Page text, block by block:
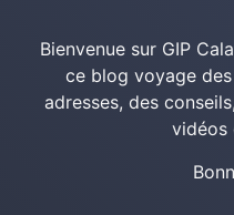
Bienvenue sur GIP
ce blog voyage
adresses, des
vidéos